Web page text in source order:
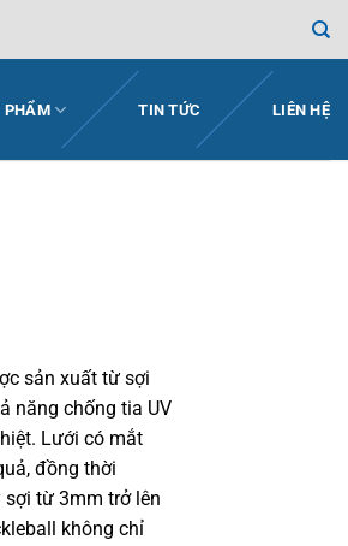
PHẨM TIN TỨC LIÊN HỆ
sản xuất từ sợi
năng chống tia UV
Lưới có mắt
đồng thời
từ 3mm trở lên
không chỉ